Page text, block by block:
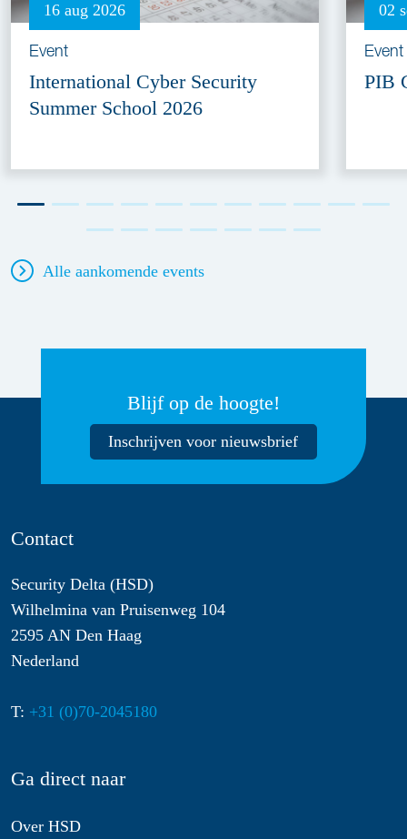
16 aug 2026
Event
International Cyber Security
Summer School 2026
02
Event
PIB
Alle aankomende events
Blijf op de hoogte!
Inschrijven voor nieuwsbrief
Contact
Security Delta (HSD)
Wilhelmina van Pruisenweg 104
2595 AN Den Haag
Nederland
T: +31 (0)70-2045180
Ga direct naar
Over HSD